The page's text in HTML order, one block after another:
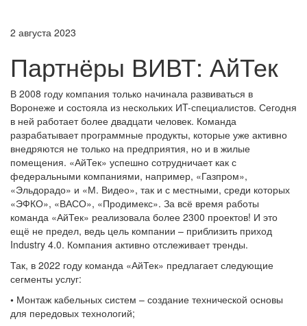
2 августа 2023
Партнёры ВИВТ: АйТек
В 2008 году компания только начинала развиваться в
Воронеже и состояла из нескольких ИT-специалистов. Сегодня
в ней работает более двадцати человек. Команда
разрабатывает программные продукты, которые уже активно
внедряются не только на предприятия, но и в жилые
помещения. «АйТек» успешно сотрудничает как с
федеральными компаниями, например, «Газпром»,
«Эльдорадо» и «М. Видео», так и с местными, среди которых
«ЭФКО», «ВАСО», «Продимекс». За всё время работы
команда «АйТек» реализовала более 2300 проектов! И это
ещё не предел, ведь цель компании – приблизить приход
Industry 4.0. Компания активно отслеживает тренды.
Так, в 2022 году команда «АйТек» предлагает следующие
сегменты услуг:
• Монтаж кабельных систем – создание технической основы
для передовых технологий;